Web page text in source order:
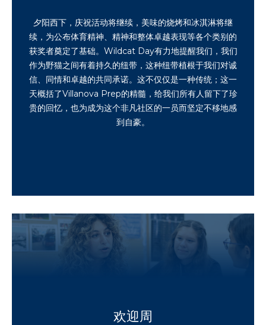
夕阳西下，庆祝活动将继续，美味的烧烤和冰淇淋将继
续，为公布体育精神、精神和整体卓越表现等各个类别的
获奖者奠定了基础。Wildcat Day有力地提醒我们，我们
作为野猫之间有着持久的纽带，这种纽带植根于我们对诚
信、同情和卓越的共同承诺。这不仅仅是一种传统；这一
天概括了Villanova Prep的精髓，给我们所有人留下了珍
贵的回忆，也为成为这个非凡社区的一员而坚定不移地感
到自豪。
欢迎周